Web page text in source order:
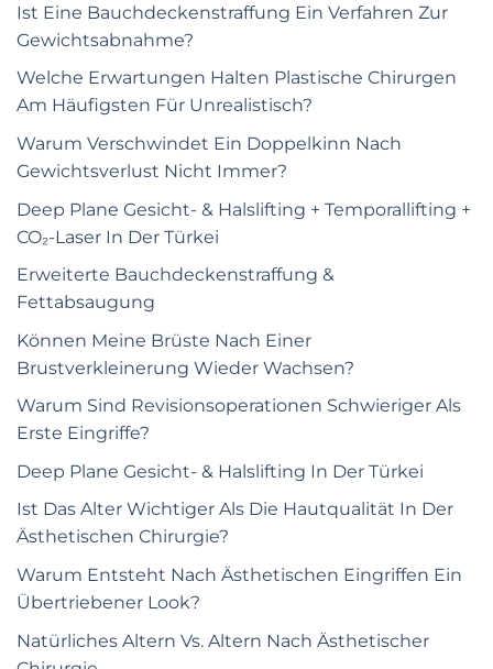
Ist Eine Bauchdeckenstraffung Ein Verfahren Zur
Gewichtsabnahme?
Welche Erwartungen Halten Plastische Chirurgen
Am Häufigsten Für Unrealistisch?
Warum Verschwindet Ein Doppelkinn Nach
Gewichtsverlust Nicht Immer?
Deep Plane Gesicht- & Halslifting + Temporallifting +
CO₂-Laser In Der Türkei
Erweiterte Bauchdeckenstraffung &
Fettabsaugung
Können Meine Brüste Nach Einer
Brustverkleinerung Wieder Wachsen?
Warum Sind Revisionsoperationen Schwieriger Als
Erste Eingriffe?
Deep Plane Gesicht- & Halslifting In Der Türkei
Ist Das Alter Wichtiger Als Die Hautqualität In Der
Ästhetischen Chirurgie?
Warum Entsteht Nach Ästhetischen Eingriffen Ein
Übertriebener Look?
Natürliches Altern Vs. Altern Nach Ästhetischer